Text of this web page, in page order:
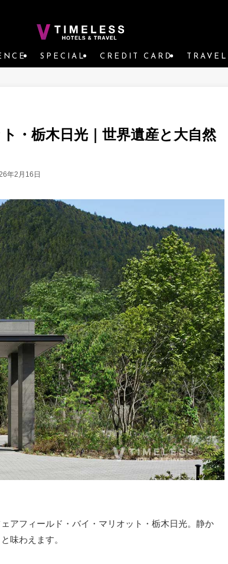
SPECIAL CREDIT CARD
・栃木日光｜世界遺産と大自然
年2月16日
アフィールド・バイ・マリオット・栃木日光。静か
味わえます。